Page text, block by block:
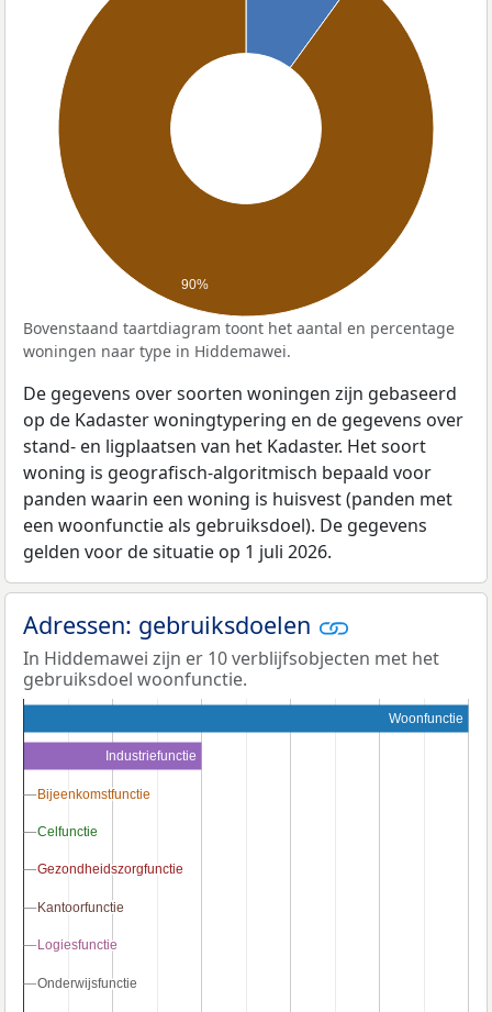
90%
Bovenstaand taartdiagram toont het aantal en percentage
woningen naar type in Hiddemawei.
De gegevens over soorten woningen zijn gebaseerd
op de Kadaster woningtypering en de gegevens over
stand- en ligplaatsen van het Kadaster. Het soort
woning is geografisch-algoritmisch bepaald voor
panden waarin een woning is huisvest (panden met
een woonfunctie als gebruiksdoel). De gegevens
gelden voor de situatie op 1 juli 2026.
Adressen: gebruiksdoelen
In Hiddemawei zijn er 10 verblijfsobjecten met het
gebruiksdoel woonfunctie.
Woonfunctie
Industriefunctie
Bijeenkomstfunctie
Bijeenkomstfunctie
Celfunctie
Celfunctie
Gezondheidszorgfunctie
Gezondheidszorgfunctie
Kantoorfunctie
Kantoorfunctie
Logiesfunctie
Logiesfunctie
Onderwijsfunctie
Onderwijsfunctie